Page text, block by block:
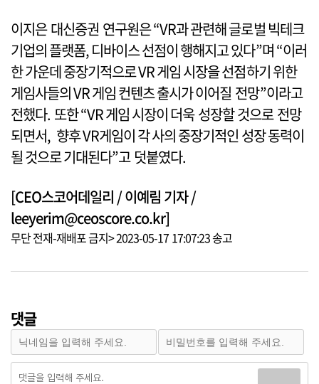
이지은 대신증권 연구원은 “VR과 관련해 글로벌 빅테크
기업의 플랫폼, 디바이스 선점이 행해지고 있다”며 “이러
한 가운데 중장기적으로 VR 게임 시장을 선점하기 위한
게임사들의 VR 게임 컨텐츠 출시가 이어질 전망”이라고
전했다. 또한 “VR 게임 시장이 더욱 성장할 것으로 전망
되면서, 향후 VR게임이 각 사의 중장기적인 성장 동력이
될 것으로 기대된다”고 덧붙였다.
[CEO스코어데일리 / 이예림 기자 /
leeyerim@ceoscore.co.kr]
무단 전재-재배포 금지> 2023-05-17 17:07:23 송고
댓글